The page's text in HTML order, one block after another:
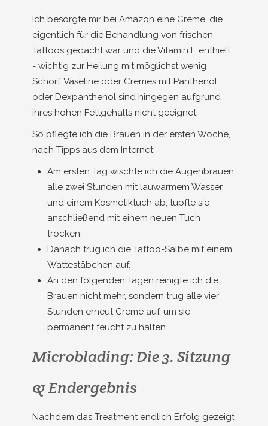
Ich besorgte mir bei Amazon eine Creme, die
eigentlich für die Behandlung von frischen
Tattoos gedacht war und die Vitamin E enthielt
- wichtig zur Heilung mit möglichst wenig
Schorf. Vaseline oder Cremes mit Panthenol
oder Dexpanthenol sind hingegen aufgrund
ihres hohen Fettgehalts nicht geeignet.
So pflegte ich die Brauen in der ersten Woche,
nach Tipps aus dem Internet:
Am ersten Tag wischte ich die Augenbrauen
alle zwei Stunden mit lauwarmem Wasser
und einem Kosmetiktuch ab, tupfte sie
anschließend mit einem neuen Tuch
trocken.
Danach trug ich die Tattoo-Salbe mit einem
Wattestäbchen auf.
An den folgenden Tagen reinigte ich die
Brauen nicht mehr, sondern trug alle vier
Stunden erneut Creme auf, um sie
permanent feucht zu halten.
Microblading: Die 3. Sitzung
& Endergebnis
Nachdem das Treatment endlich Erfolg gezeigt